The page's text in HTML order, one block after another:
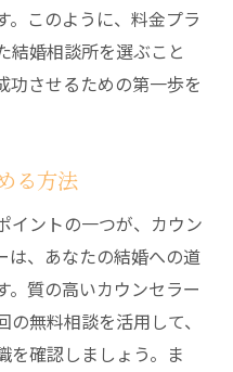
比較ポイント
認する方法
所を選ぶコツ
相談所の選び方
。このように、料金プラ
結婚相談所を選ぶこと
功させるための第一歩を
る方法
イントの一つが、カウン
は、あなたの結婚への道
。質の高いカウンセラー
無料相談を活用して、
を確認しましょう。ま